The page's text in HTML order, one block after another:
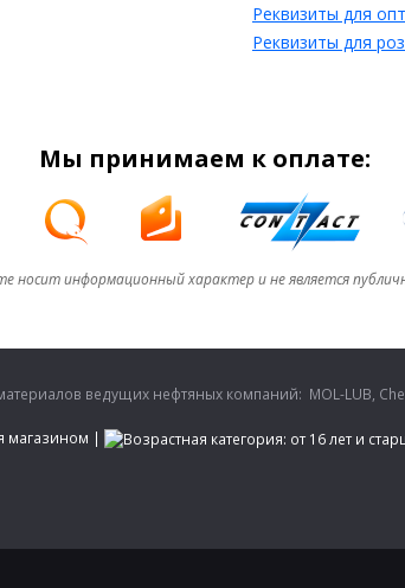
Реквизиты для
Реквизиты для
Мы принимаем к оплате:
носит информационный характер и не является
ведущих нефтяных компаний: MOL-LUB,
магазином |